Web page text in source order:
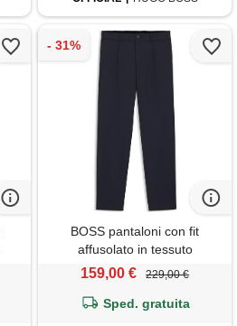
BOSS pantaloni con fit
affusolato in tessuto
elasticizzato ad alte
lavatrice, blu scuro
159,00 € 229,00 €
Sped. gratuita